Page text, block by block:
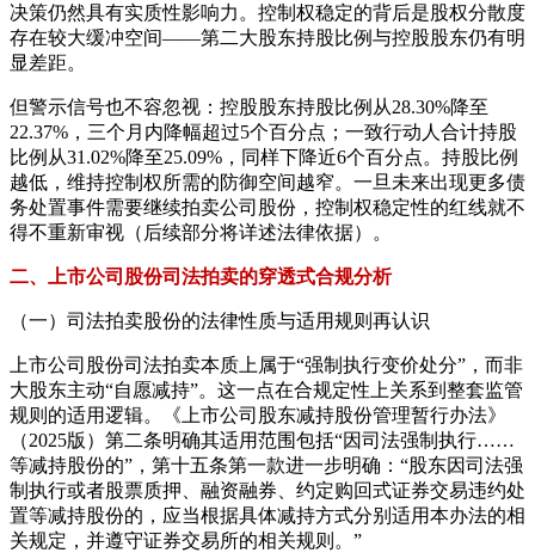
决策仍然具有实质性影响力。控制权稳定的背后是股权分散度
存在较大缓冲空间——第二大股东持股比例与控股股东仍有明
显差距。
但警示信号也不容忽视：控股股东持股比例从28.30%降至
22.37%，三个月内降幅超过5个百分点；一致行动人合计持股
比例从31.02%降至25.09%，同样下降近6个百分点。持股比例
越低，维持控制权所需的防御空间越窄。一旦未来出现更多债
务处置事件需要继续拍卖公司股份，控制权稳定性的红线就不
得不重新审视（后续部分将详述法律依据）。
二、上市公司股份司法拍卖的穿透式合规分析
（一）司法拍卖股份的法律性质与适用规则再认识
上市公司股份司法拍卖本质上属于“强制执行变价处分”，而非
大股东主动“自愿减持”。这一点在合规定性上关系到整套监管
规则的适用逻辑。《上市公司股东减持股份管理暂行办法》
（2025版）第二条明确其适用范围包括“因司法强制执行……
等减持股份的”，第十五条第一款进一步明确：“股东因司法强
制执行或者股票质押、融资融券、约定购回式证券交易违约处
置等减持股份的，应当根据具体减持方式分别适用本办法的相
关规定，并遵守证券交易所的相关规则。”